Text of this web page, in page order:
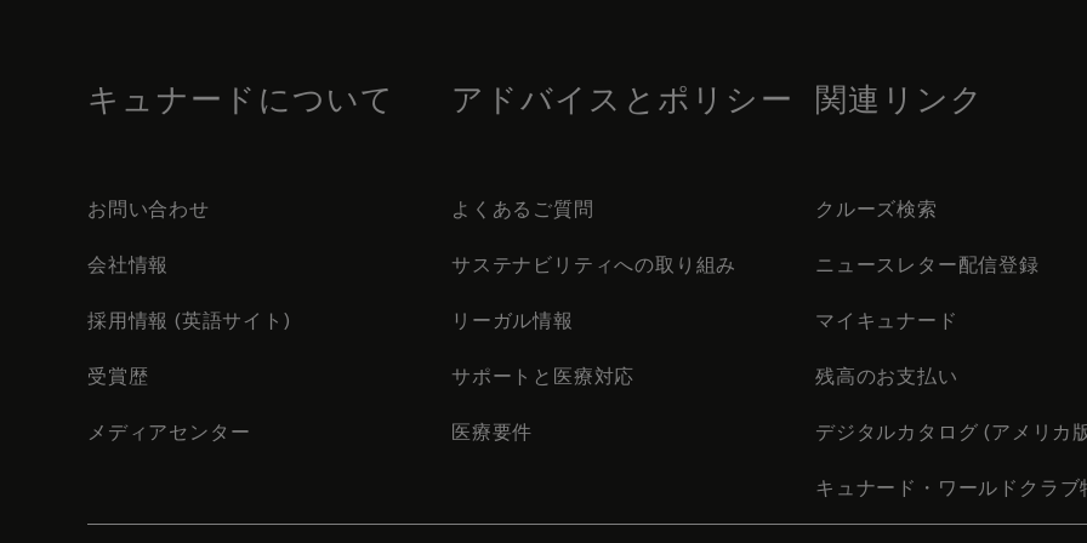
キュナードについて
お問い合わせ
会社情報
採用情報 (英語サイト)
受賞歴
メディアセンター
アドバイスとポリシー
よくあるご質問
サステナビリティへの取り組み
リーガル情報
サポートと医療対応
医療要件
関連リンク
クルーズ検索
ニュースレター配信登録
マイキュナード
残高のお支払い
デジタルカタログ (アメリカ
キュナード・ワールドクラブ